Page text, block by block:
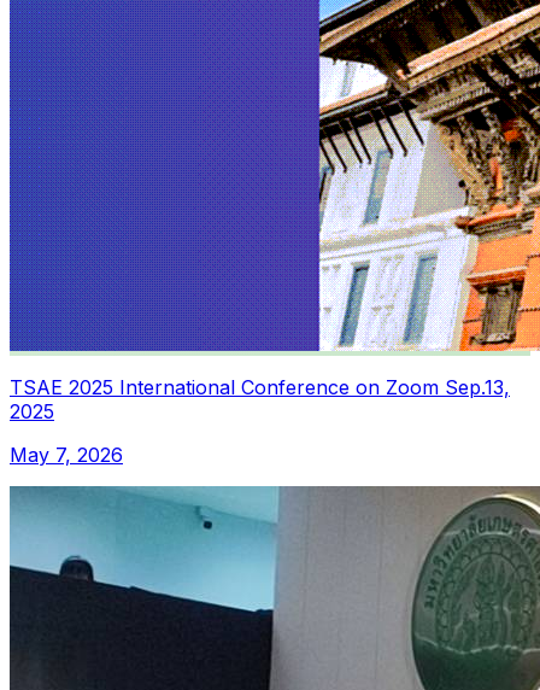
TSAE 2025 International Conference on Zoom Sep.13,
2025
May 7, 2026